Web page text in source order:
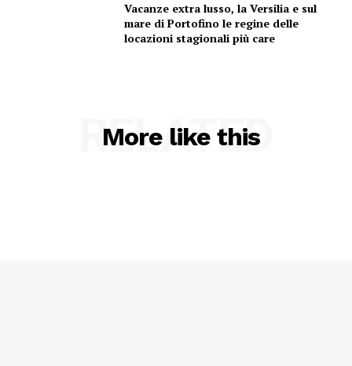
Vacanze extra lusso, la Versilia e sul
mare di Portofino le regine delle
locazioni stagionali più care
More like this
RELATED